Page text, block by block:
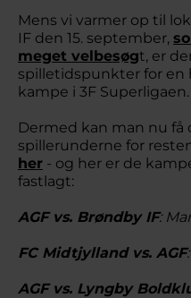
Mens vi varmer op til
IF den 15. september,
meget velbesøgt, er
spilletidspunkter for en
kampe i 3F Superligaen.
Dermed kan man nu
spillerunderne for
her - og her er de
fastlagt:
AGF vs. Brøndby IF:
FC Midtjylland vs. AGF
AGF vs. Lyngby